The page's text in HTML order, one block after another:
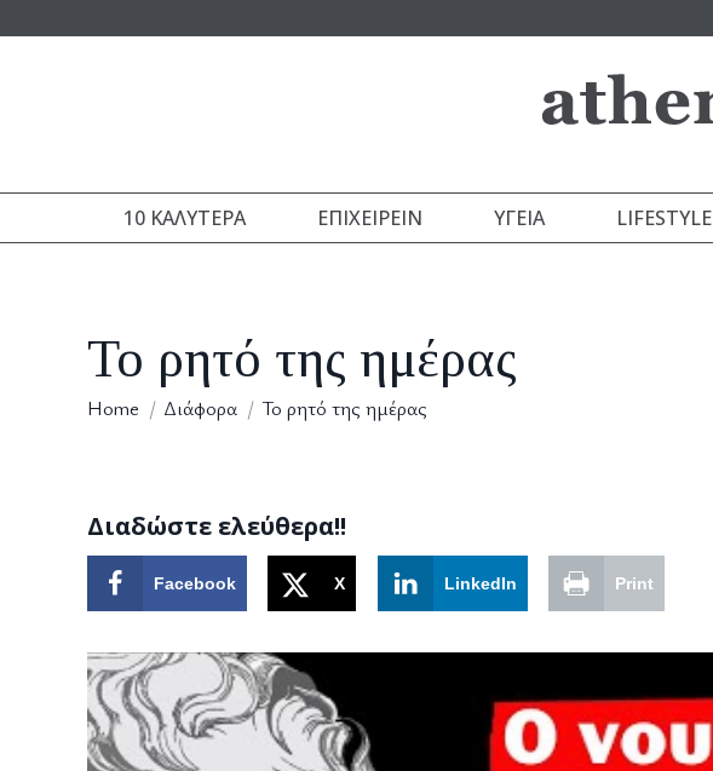
10 ΚΑΛΎΤΕΡΑ ΕΠΙΧΕΙΡΕΊΝ ΥΓΕΊΑ LIFESTYLE
Το ρητό της ημέρας
You are here:
Home Διάφορα Το ρητό της ημέρας
Διαδώστε ελεύθερα!!
Facebook X LinkedIn Print